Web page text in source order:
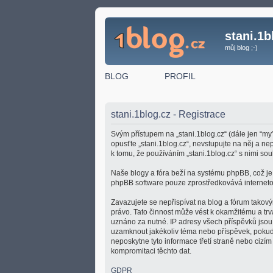
můj blog ;-)
BLOG PROFIL
stani.1blog.cz - Registrace
Svým přístupem na „stani.1blog.cz“ (dále jen
opusťte „stani.1blog.cz“, nevstupujte na něj a
k tomu, že používáním „stani.1blog.cz“ s nimi
Naše blogy a fóra beží na systému phpBB, což
phpBB software pouze zprostředkovává
Zavazujete se nepřispívat na blog a fórum
právo. Tato činnost může vést k okamžitému a
uznáno za nutné. IP adresy všech příspěvků
uzamknout jakékoliv téma nebo příspěvek,
neposkytne tyto informace třetí straně nebo
kompromitaci těchto dat.
GDPR